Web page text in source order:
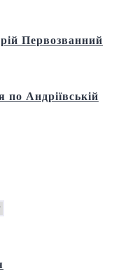
Первозванний
по Андріївській